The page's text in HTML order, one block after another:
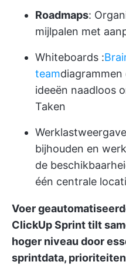
Roadmaps:
mijlpalen met
Whiteboards :
teamdiagrammen
ideeën naadloos
Taken
Werklastweergave
bijhouden en
de
één centrale
Voer
ClickUp Sprinttilt
hoger niveau door
sprintdata,